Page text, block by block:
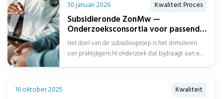
30 januari 2026 Kwaliteit Proces
Subsidieronde ZonMw —
Onderzoeksconsortia voor passend
zorgaanbod over de gehele
zorgketen
Het doel van de subsidieoproep is het stimuleren
van praktijkgericht onderzoek dat bijdraagt aan een
16 oktober 2025 Kwaliteit